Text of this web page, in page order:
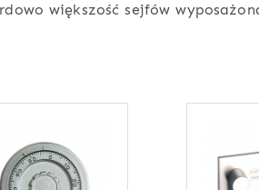
większość sejfów